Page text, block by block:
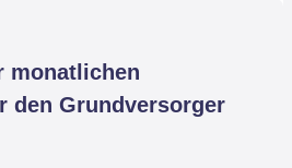
monatlichen
den Grundversorger